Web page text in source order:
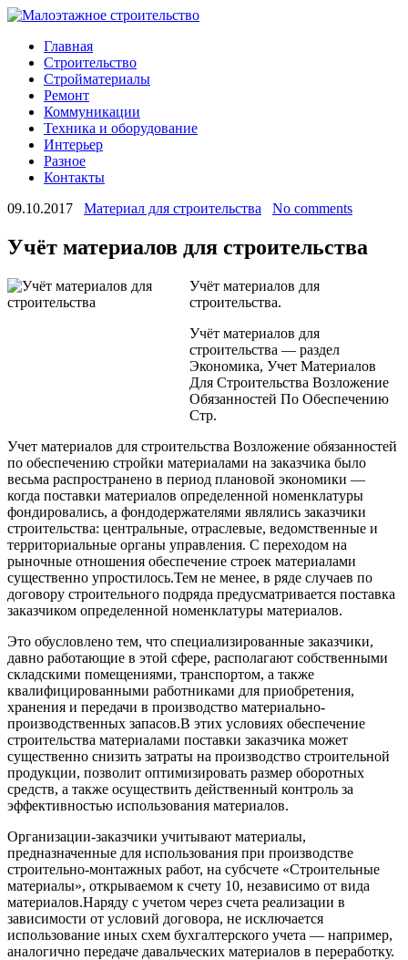
Главная
Строительство
Стройматериалы
Ремонт
Коммуникации
Техника и оборудование
Интерьер
Разное
Контакты
09.10.2017
Материал для строительства No comments
Учёт материалов для строительства
Учёт материалов для
строительства.
Учёт материалов для
строительства — раздел
Экономика, Учет Материалов
Для Строительства Возложение
Обязанностей По Обеспечению
Стр.
Учет материалов для строительства Возложение обязанностей
по обеспечению стройки материалами на заказчика было
весьма распространено в период плановой экономики —
когда поставки материалов определенной номенклатуры
фондировались, а фондодержателями являлись заказчики
строительства: центральные, отраслевые, ведомственные и
территориальные органы управления. С переходом на
рыночные отношения обеспечение строек материалами
существенно упростилось.Тем не менее, в ряде случаев по
договору строительного подряда предусматривается поставка
заказчиком определенной номенклатуры материалов.
Это обусловлено тем, что специализированные заказчики,
давно работающие в этой сфере, располагают собственными
складскими помещениями, транспортом, а также
квалифицированными работниками для приобретения,
хранения и передачи в производство материально-
производственных запасов.В этих условиях обеспечение
строительства материалами поставки заказчика может
существенно снизить затраты на производство строительной
продукции, позволит оптимизировать размер оборотных
средств, а также осуществить действенный контроль за
эффективностью использования материалов.
Организации-заказчики учитывают материалы,
предназначенные для использования при производстве
строительно-монтажных работ, на субсчете «Строительные
материалы», открываемом к счету 10, независимо от вида
материалов.Наряду с учетом через счета реализации в
зависимости от условий договора, не исключается
использование иных схем бухгалтерского учета — например,
аналогично передаче давальческих материалов в переработку.